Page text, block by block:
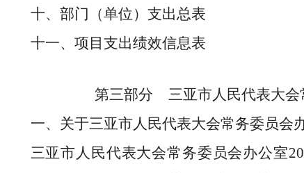
十、部门（单位）支出总表
十一、项目支出绩效信息表
第三部分 三亚市人民代表大
一、关于三亚市人民代表大会常务委员会
三亚市人民代表大会常务委员会办公室